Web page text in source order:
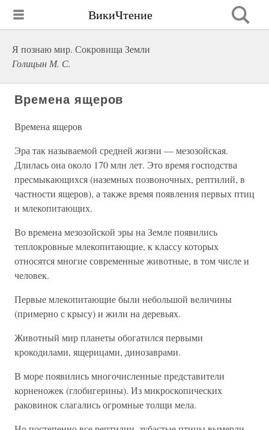
ВикиЧтение
Я познаю мир. Сокровища Земли
Голицын М. С.
Времена ящеров
Времена ящеров
Эра так называемой средней жизни — мезозойская.
Длилась она около 170 млн лет. Это время господства
пресмыкающихся (наземных позвоночных, рептилий, в
частности ящеров), а также время появления первых птиц
и млекопитающих.
Во времена мезозойской эры на Земле появились
теплокровные млекопитающие, к классу которых
относятся многие современные животные, в том числе и
человек.
Первые млекопитающие были небольшой величины
(примерно с крысу) и жили на деревьях.
Животный мир планеты обогатился первыми
крокодилами, ящерицами, динозаврами.
В море появились многочисленные представители
корненожек (глобигерины). Из микроскопических
раковинок слагались огромные толщи мела.